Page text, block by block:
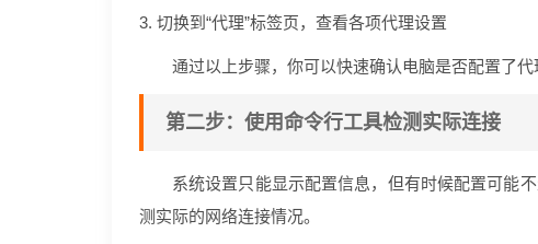
3. 切换到“代理”标签页，查看各项代理设置
通过以上步骤，你可以快速确认电脑是否配置了
第二步：使用命令行工具检测实际连接
系统设置只能显示配置信息，但有时候配置可能
测实际的网络连接情况。